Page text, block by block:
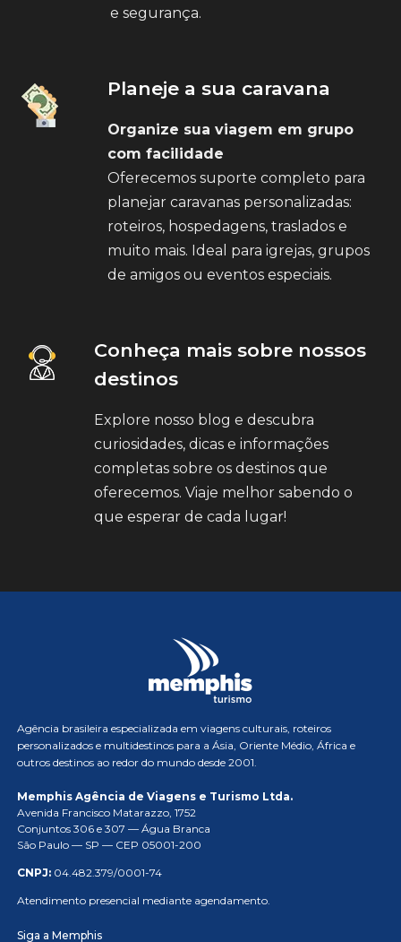
e segurança.
Planeje a sua caravana
Organize sua viagem em grupo
com facilidade
Oferecemos suporte completo para
planejar caravanas personalizadas:
roteiros, hospedagens, traslados e
muito mais. Ideal para igrejas, grupos
de amigos ou eventos especiais.
Conheça mais sobre nossos
destinos
Explore nosso blog e descubra
curiosidades, dicas e informações
completas sobre os destinos que
oferecemos. Viaje melhor sabendo o
que esperar de cada lugar!
Agência brasileira especializada em viagens culturais, roteiros
personalizados e multidestinos para a Ásia, Oriente Médio, África e
outros destinos ao redor do mundo desde 2001.
Memphis Agência de Viagens e Turismo Ltda.
Avenida Francisco Matarazzo, 1752
Conjuntos 306 e 307 — Água Branca
São Paulo — SP — CEP 05001-200
CNPJ: 04.482.379/0001-74
Atendimento presencial mediante agendamento.
Siga a Memphis